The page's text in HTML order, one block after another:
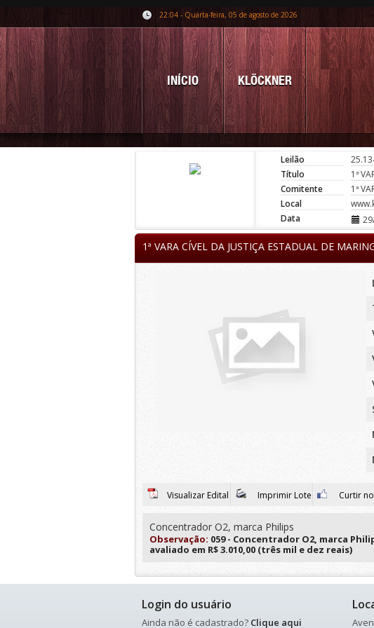
22:04 - Quarta-feira, 05 de agosto de 2026
INÍCIO KLÖCKNER
Leilão
Título
1ª
Comitente
1ª
Local
Data
1ª VARA CÍVEL DA JUSTIÇA ESTADUAL DE
Visualizar Edital Imprimir Lote Curtir
Concentrador O2, marca Philips
Observação: 059 - Concentrador O2, marca
avaliado em R$ 3.010,00 (três mil e dez reais)
Login do usuário
Ainda não é cadastrado? Clique aqui